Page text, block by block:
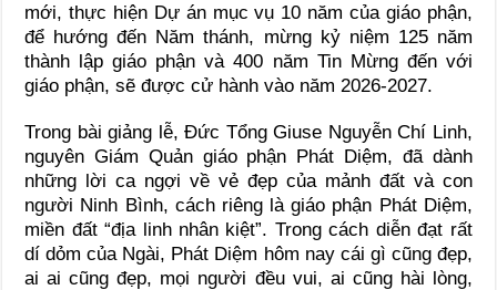
mới, thực hiện Dự án mục vụ 10 năm của giáo phận,
để hướng đến Năm thánh, mừng kỷ niệm 125 năm
thành lập giáo phận và 400 năm Tin Mừng đến với
giáo phận, sẽ được cử hành vào năm 2026-2027.
Trong bài giảng lễ, Đức Tổng Giuse Nguyễn Chí Linh,
nguyên Giám Quản giáo phận Phát Diệm, đã dành
những lời ca ngợi về vẻ đẹp của mảnh đất và con
người Ninh Bình, cách riêng là giáo phận Phát Diệm,
miền đất “địa linh nhân kiệt”. Trong cách diễn đạt rất
dí dỏm của Ngài, Phát Diệm hôm nay cái gì cũng đẹp,
ai ai cũng đẹp, mọi người đều vui, ai cũng hài lòng,